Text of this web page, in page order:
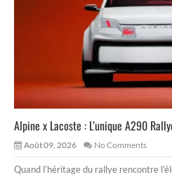
Alpine x Lacoste : L’unique A290
Août 09, 2026 No Comments
Quand l’héritage du rallye rencontre